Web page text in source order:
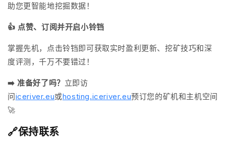
助您更智能地挖掘数据！
👍 点赞、订阅并开启小铃铛
掌握先机，点击铃铛即可获取实时盈利更新、挖矿技巧和深
度评测，千万不要错过！
➡️ 准备好了吗？ 立即访
问iceriver.eu或hosting.iceriver.eu预订您的矿机和主机空间
🚀
🔗保持联系